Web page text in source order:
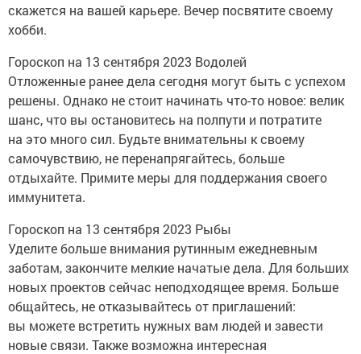
скажется на вашей карьере. Вечер посвятите своему
хобби.
Гороскоп на 13 сентября 2023 Водолей
Отложенные ранее дела сегодня могут быть с успехом
решены. Однако не стоит начинать что-то новое: велик
шанс, что вы остановитесь на полпути и потратите
на это много сил. Будьте внимательны к своему
самочувствию, не перенапрягайтесь, больше
отдыхайте. Примите меры для поддержания своего
иммунитета.
Гороскоп на 13 сентября 2023 Рыбы
Уделите больше внимания рутинным ежедневным
заботам, закончите мелкие начатые дела. Для больших
новых проектов сейчас неподходящее время. Больше
общайтесь, не отказывайтесь от приглашений:
вы можете встретить нужных вам людей и завести
новые связи. Также возможна интересная